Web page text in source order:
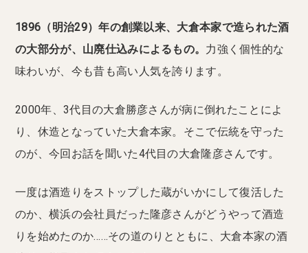
1896（明治29）年の創業以来、大倉本家で造られた酒
の大部分が、山廃仕込みによるもの。 力強く個性的な
味わいが、今も昔も高い人気を誇ります。
2000年、3代目の大倉勝彦さんが病に倒れたことによ
り、休造となっていた大倉本家。そこで伝統を守った
のが、今回お話を聞いた4代目の大倉隆彦さんです。
一度は酒造りをストップした蔵がいかにして復活した
のか、横浜の会社員だった隆彦さんがどうやって酒造
りを始めたのか……その道のりとともに、大倉本家の酒